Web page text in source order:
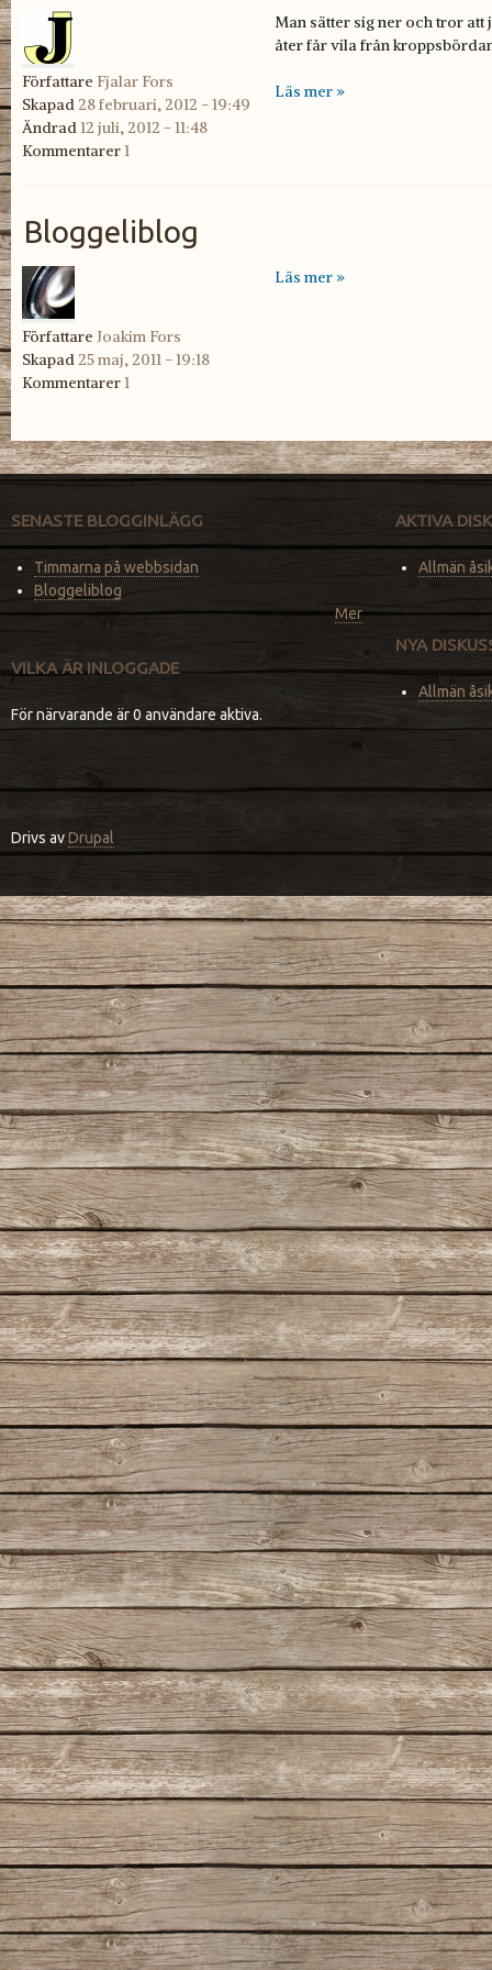
Författare Fjalar Fors
Skapad 28 februari, 2012 - 19:49
Ändrad12 juli, 2012 - 11:48
Kommentarer1
Man sätter sig ner och tror
åter får vila från
Läs mer »
Bloggeliblog
Författare Joakim Fors
Skapad 25 maj, 2011 - 19:18
Kommentarer1
Läs mer »
SENASTE BLOGGINLÄGG
Timmarna på webbsidan
Bloggeliblog
Mer
VILKA ÄR INLOGGADE
För närvarande är 0 användare aktiva.
AKTIVA
Allmän
NYA
Allmän
Drivs avDrupal